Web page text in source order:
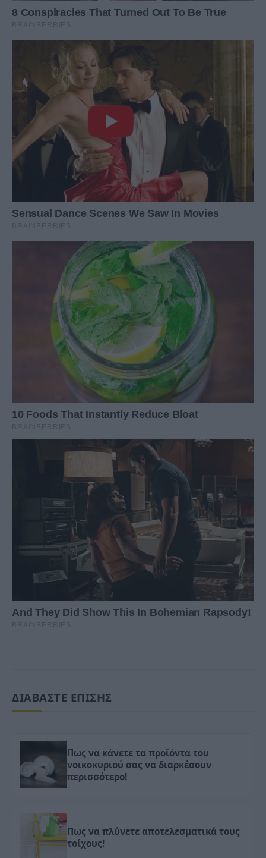
ΔΙΑΒΑΣΤΕ ΕΠΙΣΗΣ
Πως να κάνετε τα προϊόντα του
νοικοκυριού σας να διαρκέσουν
περισσότερο!
Πως να πλύνετε αποτελεσματικά τους
τοίχους!